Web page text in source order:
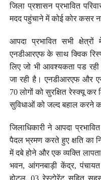
जिला प्रशासन प्रभावित
मदद पहुंचाने में कोई कोर कसर
आपदा प्रभावित सभी
एनडीआरएफ के साथ क्विक
लिए जो भी आवश्यकता पड
जा रही है। एनडीआरएफ और
70 लोगों को सुरक्षित रेस्क्यू
सुविधाओं को जल्द बहाल करने
जिलाधिकारी ने आपदा
पैदल भ्रमण करते हुए क्षति का
में दबे होने और एक व्यक्ति
भवन, आंगनबाड़ी केंद्र,
होटल, 03 रेस्टोरेंट सहित